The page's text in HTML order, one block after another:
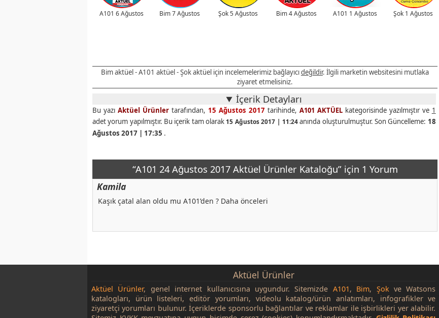
A101 6 Ağustos Bim 7 Ağustos Şok 5 Ağustos Bim 4 Ağustos A101 1 Ağustos Şok 1 Ağustos
Bim aktüel - A101 aktüel - Şok aktüel için incelemelerimiz bağlayıcıdeğildir. İlgili marketin websitesini mutlaka
ziyaret etmelisiniz.
İçerik Detayları
Bu yazı Aktüel Ürünlertarafından, 15 Ağustos 2017tarihinde, A101 AKTÜELkategorisinde yazılmıştır ve 1
adet yorum yapılmıştır. Bu içerik tam olarak 15 Ağustos 2017 | 11:24anında oluşturulmuştur. Son Güncelleme: 18
Ağustos 2017 | 17:35 .
“A101 24 Ağustos 2017 Aktüel Ürünler Kataloğu” için 1 Yorum
Kamila
Kaşık çatal alan oldu mu A101’den ? Daha önceleri
Aktüel Ürünler
Aktüel Ürünler, genel internet kullanıcısına uygundur. Sitemizde A101, Bim, Şok ve Watsons
katalogları, ürün listeleri, editör yorumları, videolu katalog/ürün anlatımları, infografikler ve
ziyaretçi yorumları bulunur. İçeriklerde sponsorlu bağlantılar ve reklamlar ile işbirlikleri yer alabilir.